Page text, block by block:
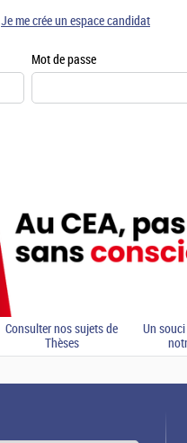
Mot de passe
Je me crée un espace candidat
Consulter nos sujets de
Thèses
Un